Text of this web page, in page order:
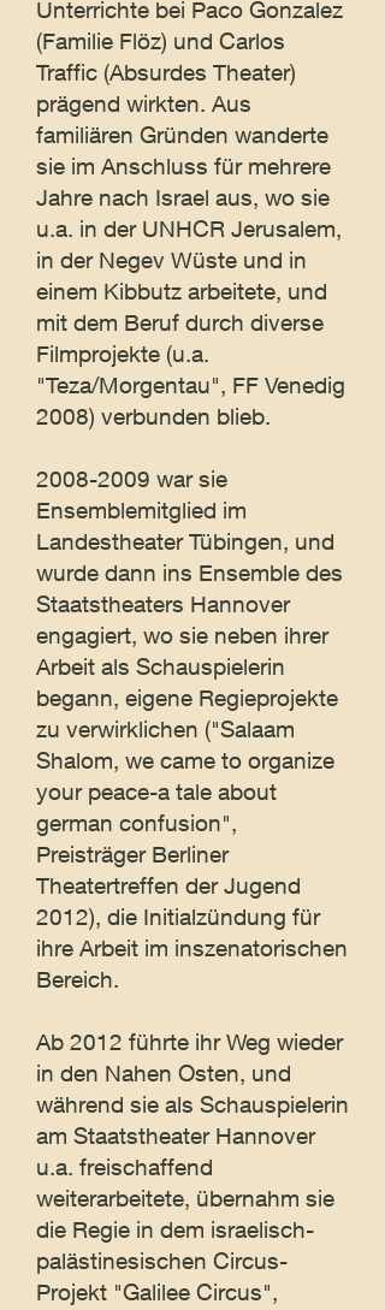
Unterrichte bei Paco Gonzalez
(Familie Flöz) und Carlos
Traffic (Absurdes Theater)
prägend wirkten. Aus
familiären Gründen wanderte
sie im Anschluss für mehrere
Jahre nach Israel aus, wo sie
u.a. in der UNHCR Jerusalem,
in der Negev Wüste und in
einem Kibbutz arbeitete, und
mit dem Beruf durch diverse
Filmprojekte (u.a.
"Teza/Morgentau", FF Venedig
2008) verbunden blieb.
2008-2009 war sie
Ensemblemitglied im
Landestheater Tübingen, und
wurde dann ins Ensemble des
Staatstheaters Hannover
engagiert, wo sie neben ihrer
Arbeit als Schauspielerin
begann, eigene Regieprojekte
zu verwirklichen ("Salaam
Shalom, we came to organize
your peace-a tale about
german confusion",
Preisträger Berliner
Theatertreffen der Jugend
2012), die Initialzündung für
ihre Arbeit im inszenatorischen
Bereich.
Ab 2012 führte ihr Weg wieder
in den Nahen Osten, und
während sie als Schauspielerin
am Staatstheater Hannover
u.a. freischaffend
weiterarbeitete, übernahm sie
die Regie in dem israelisch-
palästinesischen Circus-
Projekt "Galilee Circus",